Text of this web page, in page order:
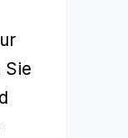
Sie